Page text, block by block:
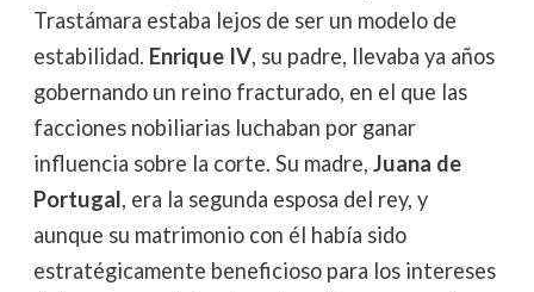
Trastámara estaba lejos de ser un modelo de
estabilidad. Enrique IV, su padre, llevaba ya años
gobernando un reino fracturado, en el que las
facciones nobiliarias luchaban por ganar
influencia sobre la corte. Su madre, Juana de
Portugal, era la segunda esposa del rey, y
aunque su matrimonio con él había sido
estratégicamente beneficioso para los intereses